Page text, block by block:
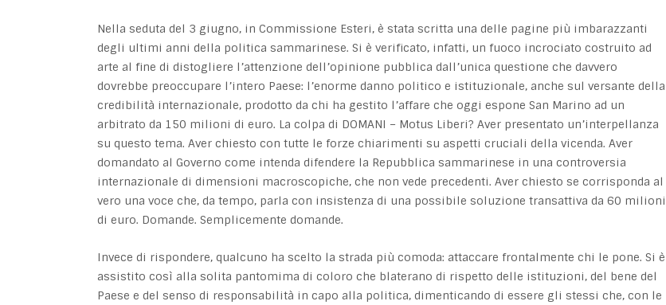
Nella seduta del 3 giugno, in Commissione Esteri, è stata scritta una delle pagine più imbarazzanti
degli ultimi anni della politica sammarinese. Si è verificato, infatti, un fuoco incrociato costruito ad
arte al fine di distogliere l’attenzione dell’opinione pubblica dall’unica questione che davvero
dovrebbe preoccupare l’intero Paese: l’enorme danno politico e istituzionale, anche sul versante della
credibilità internazionale, prodotto da chi ha gestito l’affare che oggi espone San Marino ad un
arbitrato da 150 milioni di euro. La colpa di DOMANI – Motus Liberi? Aver presentato un’interpellanza
su questo tema. Aver chiesto con tutte le forze chiarimenti su aspetti cruciali della vicenda. Aver
domandato al Governo come intenda difendere la Repubblica sammarinese in una controversia
internazionale di dimensioni macroscopiche, che non vede precedenti. Aver chiesto se corrisponda al
vero una voce che, da tempo, parla con insistenza di una possibile soluzione transattiva da 60 milioni
di euro. Domande. Semplicemente domande.
Invece di rispondere, qualcuno ha scelto la strada più comoda: attaccare frontalmente chi le pone. Si è
assistito così alla solita pantomima di coloro che blaterano di rispetto delle istituzioni, del bene del
Paese e del senso di responsabilità in capo alla politica, dimenticando di essere gli stessi che, con le